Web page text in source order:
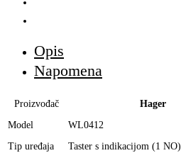
Opis
Napomena
Proizvođač
Hager
Model
WL0412
Tip uređaja
Taster s indikacijom (1 NO)